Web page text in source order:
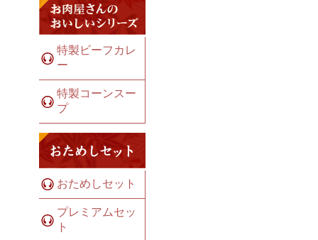
特製ビーフカレ
ー
特製コーンスー
プ
おためしセット
プレミアムセッ
ト